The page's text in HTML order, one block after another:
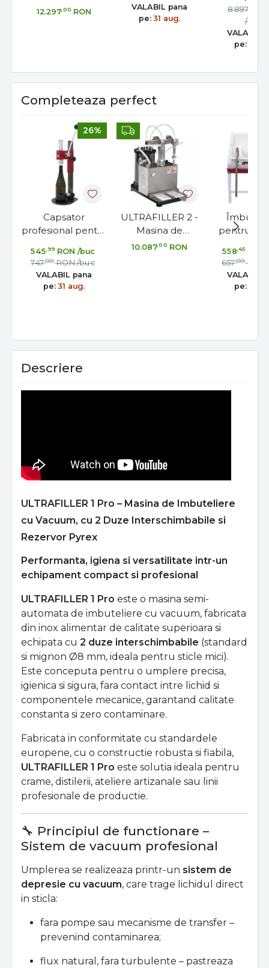
12.297,00 RON
VALABIL pana
pe: 31 aug.
8.897
/buc
VALABIL
pe:
Completeaza perfect
26%
Capsator
profesional pentru
coroana, ideal
pentru bere, vin,
apa, sucuri
545,99 RON /buc
747,00 RON /buc
VALABIL pana
pe: 31 aug.
ULTRAFILLER 2 -
Masina de
Imbuteliere Sticle
10.087,00 RON
pentru 3
558,45
657,00 RON
VALABIL
pe:
Descriere
ULTRAFILLER 1 Pro – Masina de Imbuteliere
cu Vacuum, cu 2 Duze Interschimbabile si
Rezervor Pyrex
Performanta, igiena si versatilitate intr-un
echipament compact si profesional
ULTRAFILLER 1 Pro este o masina semi-
automata de imbuteliere cu vacuum, fabricata
din inox alimentar de calitate superioara si
echipata cu 2 duze interschimbabile (standard
si mignon Ø8 mm, ideala pentru sticle mici).
Este conceputa pentru o umplere precisa,
igienica si sigura, fara contact intre lichid si
componentele mecanice, garantand calitate
constanta si zero contaminare.
Fabricata in conformitate cu standardele
europene, cu o constructie robusta si fiabila,
ULTRAFILLER 1 Pro este solutia ideala pentru
crame, distilerii, ateliere artizanale sau linii
profesionale de productie.
🔧 Principiul de functionare –
Sistem de vacuum profesional
Umplerea se realizeaza printr-un sistem de
depresie cu vacuum, care trage lichidul direct
in sticla:
fara pompe sau mecanisme de transfer –
prevenind contaminarea;
flux natural, fara turbulente – pastreaza